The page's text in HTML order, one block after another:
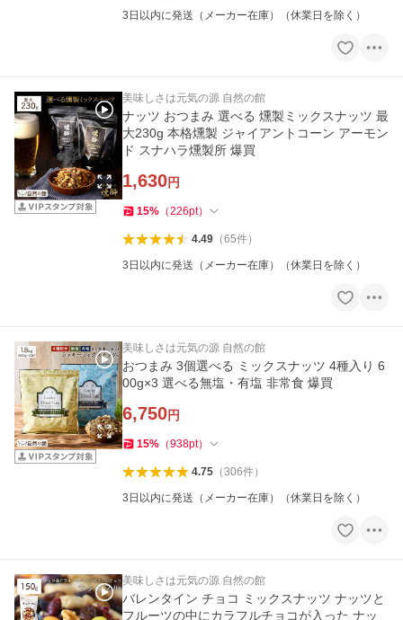
3日以内に発送（メーカー在庫）（休業日を除く）
美味しさは元気の源 自然の館
ナッツ おつまみ 選べる 燻製ミックスナッツ 最
大230g 本格燻製 ジャイアントコーン アーモン
ド スナハラ燻製所 爆買
1,630円
15% （226pt）
4.49（65件）
3日以内に発送（メーカー在庫）（休業日を除く）
美味しさは元気の源 自然の館
おつまみ 3個選べる ミックスナッツ 4種入り 6
00g×3 選べる無塩・有塩 非常食 爆買
6,750円
15% （938pt）
4.75（306件）
3日以内に発送（メーカー在庫）（休業日を除く）
美味しさは元気の源 自然の館
バレンタイン チョコ ミックスナッツ ナッツと
フルーツの中にカラフルチョコが入った ナッ